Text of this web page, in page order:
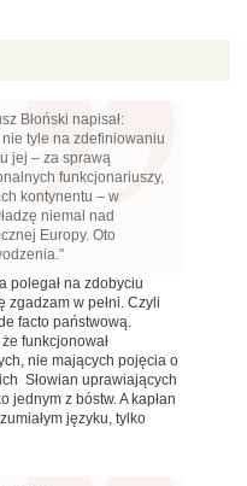
Błoński napisał:
tyle na zdefiniowaniu
jej – za sprawą
funkcjonariuszy,
kontynentu – w
niemal nad
Europy. Oto
polegał na zdobyciu
zgadzam w pełni. Czyli
facto państwową.
funkcjonował
nie mających pojęcia o
Słowian uprawiających
jednym z bóstw. A kapłan
języku, tylko